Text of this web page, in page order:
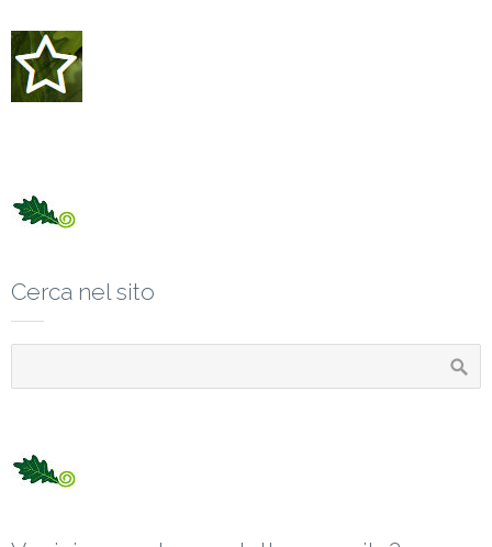
Cerca nel sito